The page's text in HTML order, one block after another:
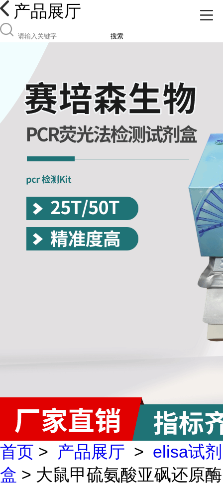
产品展厅
搜索
首页 > 产品展厅 > elisa试剂
盒 > 大鼠甲硫氨酸亚砜还原酶